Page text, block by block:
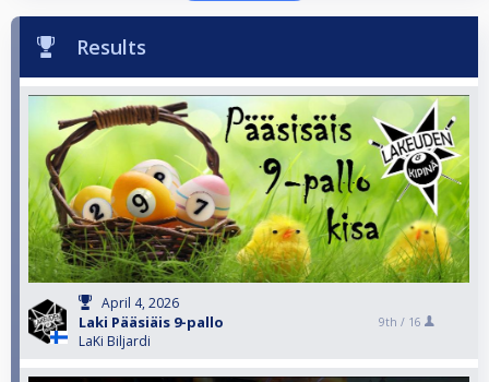
Results
April 4, 2026
Laki Pääsiäis 9-pallo
LaKi Biljardi
9th / 16